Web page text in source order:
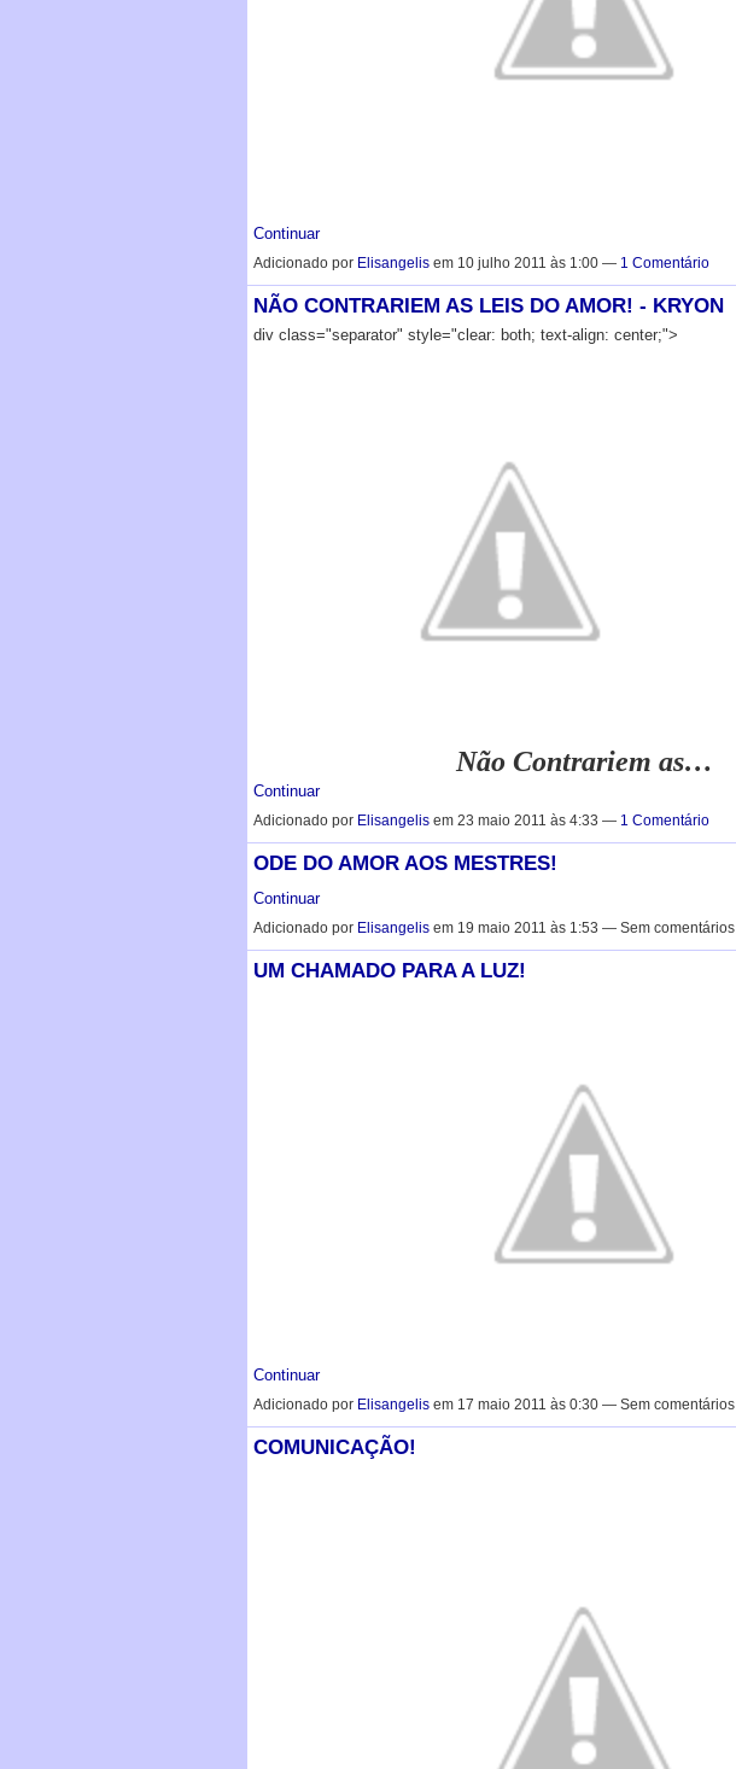
Continuar
Adicionado por Elisangelisem 10 julho 2011 às 1:00 — 1 Comentário
NÃO CONTRARIEM AS LEIS DO AMOR! - KRYON
div class="separator" style="clear: both; text-align: center;">
Não Contrariem as…
Continuar
Adicionado por Elisangelisem 23 maio 2011 às 4:33 — 1 Comentário
ODE DO AMOR AOS MESTRES!
Continuar
Adicionado por Elisangelisem 19 maio 2011 às 1:53 — Sem comentários
UM CHAMADO PARA A LUZ!
Continuar
Adicionado por Elisangelisem 17 maio 2011 às 0:30 — Sem comentários
COMUNICAÇÃO!